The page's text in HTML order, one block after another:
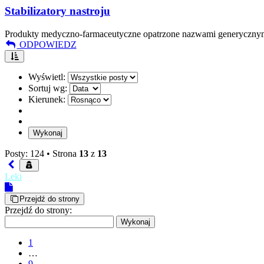
Stabilizatory nastroju
Produkty medyczno-farmaceutyczne opatrzone nazwami
ODPOWIEDZ
Wyświetl:
Sortuj wg:
Kierunek:
Posty: 124 • Strona 13 z 13
Leki
Przejdź do strony
Przejdź do strony:
1
…